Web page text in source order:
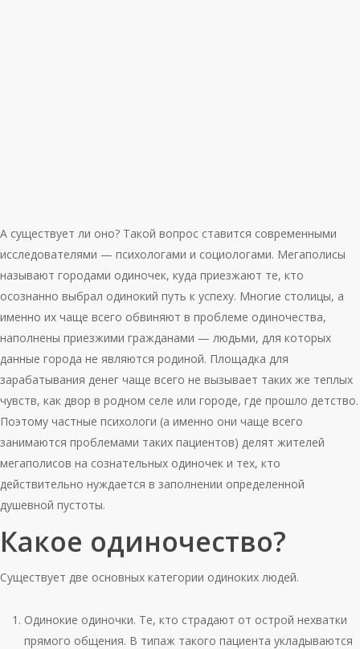
А существует ли оно? Такой вопрос ставится современными
исследователями — психологами и социологами. Мегаполисы
называют городами одиночек, куда приезжают те, кто
осознанно выбрал одинокий путь к успеху. Многие столицы, а
именно их чаще всего обвиняют в проблеме одиночества,
наполнены приезжими гражданами — людьми, для которых
данные города не являются родиной. Площадка для
зарабатывания денег чаще всего не вызывает таких же теплых
чувств, как двор в родном селе или городе, где прошло детство.
Поэтому частные психологи (а именно они чаще всего
занимаются проблемами таких пациентов) делят жителей
мегаполисов на сознательных одиночек и тех, кто
действительно нуждается в заполнении определенной
душевной пустоты.
Какое одиночество?
Существует две основных категории одиноких людей.
Одинокие одиночки. Те, кто страдают от острой нехватки
прямого общения. В типаж такого пациента укладываются